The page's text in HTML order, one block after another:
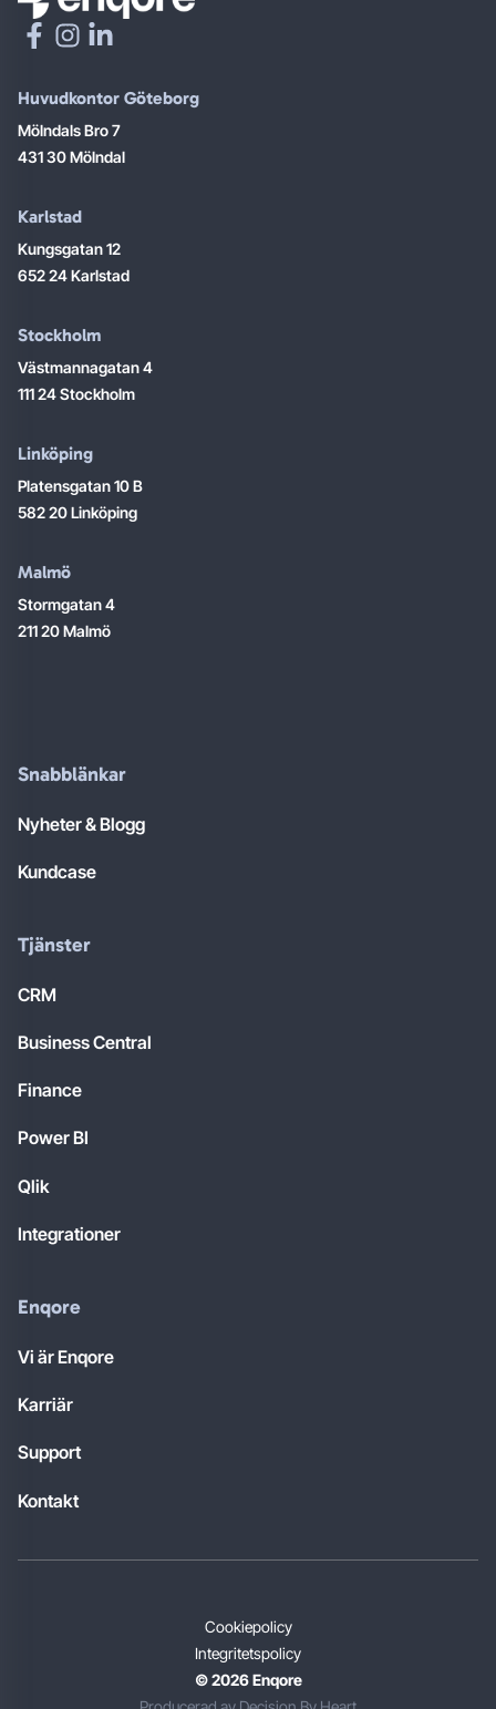
Huvudkontor Göteborg
Mölndals Bro 7
431 30 Mölndal
Karlstad
Kungsgatan 12
652 24 Karlstad
Stockholm
Västmannagatan 4
111 24 Stockholm
Linköping
Platensgatan 10 B
582 20 Linköping
Malmö
Stormgatan 4
211 20 Malmö
Snabblänkar
Nyheter & Blogg
Kundcase
Tjänster
CRM
Business Central
Finance
Power BI
Qlik
Integrationer
Enqore
Vi är Enqore
Karriär
Support
Kontakt
© 2026 Enqore
Cookiepolicy
Integritetspolicy